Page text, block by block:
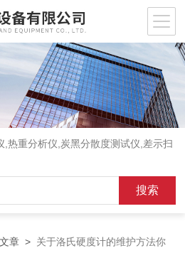
,热重分析仪 炭黑分散度测试仪 差示扫
章 > 关于洛氏硬度计的维护方法你